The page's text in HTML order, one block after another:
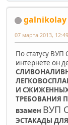
galnikolay
07 марта 2013,
По статусу ВУП
интернете он
И
ТРЕБОВАНИЯ
взамен ВУП
ЭСТАКАДЫ